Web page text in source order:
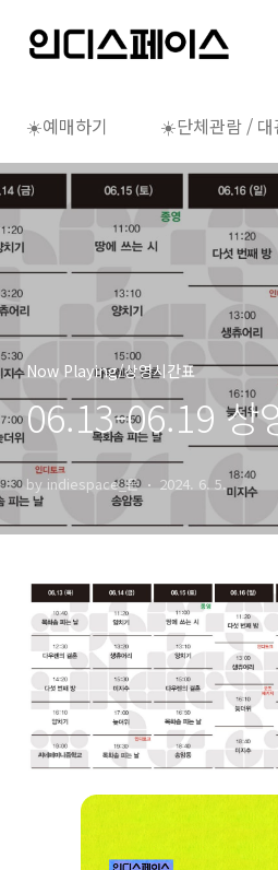
☀️예매하기 ☀️단체관람 / 대
Now Playing/상영시간표
06.13-06.19 상
by indiespace_은 2024. 6. 5.